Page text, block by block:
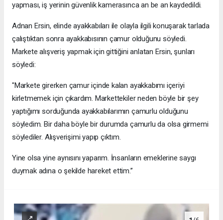
yapması, iş yerinin güvenlik kamerasınca an be an kaydedildi.
Adnan Ersin, elinde ayakkabıları ile olayla ilgili konuşarak tarlada
çalıştıktan sonra ayakkabısının çamur olduğunu söyledi.
Markete alışveriş yapmak için gittiğini anlatan Ersin, şunları
söyledi:
"Markete girerken çamur içinde kalan ayakkabımı içeriyi
kirletmemek için çıkardım. Markettekiler neden böyle bir şey
yaptığımı sorduğunda ayakkabılarımın çamurlu olduğunu
söyledim. Bir daha böyle bir durumda çamurlu da olsa girmemi
söylediler. Alışverişimi yapıp çıktım.
Yine olsa yine aynısını yaparım. İnsanların emeklerine saygı
duymak adına o şekilde hareket ettim.’’